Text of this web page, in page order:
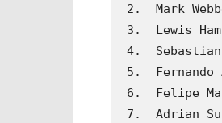
2.  Mark
3.  Lewis
4.
5.
6.  Felipe
7.  Adrian